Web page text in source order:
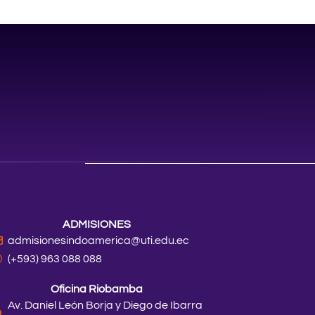
ADMISIONES
admisionesindoamerica@uti.edu.ec
(+593) 963 088 088
Oficina Riobamba
Av. Daniel León Borja y Diego de Ibarra